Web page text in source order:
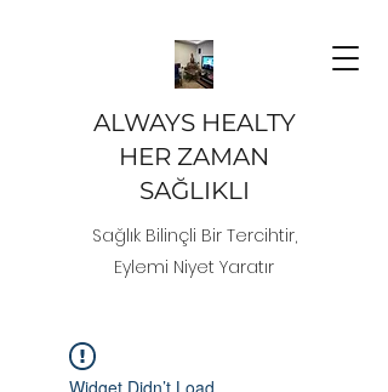
ALWAYS HEALTY
HER ZAMAN
SAĞLIKLI
Sağlık Bilinçli Bir Tercihtir,
Eylemi Niyet Yaratır
Widget Didn’t Load